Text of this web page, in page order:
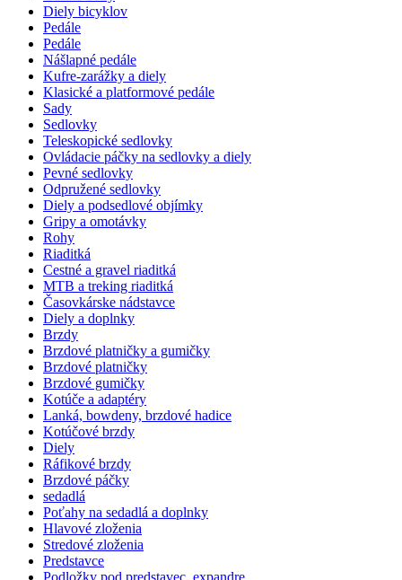
Diely bicyklov
Pedále
Pedále
Nášlapné pedále
Kufre-zarážky a diely
Klasické a platformové pedále
Sady
Sedlovky
Teleskopické sedlovky
Ovládacie páčky na sedlovky a diely
Pevné sedlovky
Odpružené sedlovky
Diely a podsedlové objímky
Gripy a omotávky
Rohy
Riaditká
Cestné a gravel riaditká
MTB a treking riaditká
Časovkárske nádstavce
Diely a doplnky
Brzdy
Brzdové platničky a gumičky
Brzdové platničky
Brzdové gumičky
Kotúče a adaptéry
Lanká, bowdeny, brzdové hadice
Kotúčové brzdy
Diely
Ráfikové brzdy
Brzdové páčky
sedadlá
Poťahy na sedadlá a doplnky
Hlavové zloženia
Stredové zloženia
Predstavce
Podložky pod predstavec, expandre